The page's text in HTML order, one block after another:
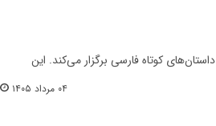
کوتاه فارسی برگزار می‌کند. این
۰۴ مرداد ۱۴۰۵